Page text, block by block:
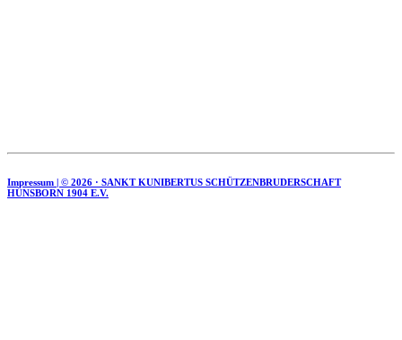
Impressum | © 2026 · SANKT KUNIBERTUS SCHÜTZENBRUDERSCHAFT
HÜNSBORN 1904 E.V.